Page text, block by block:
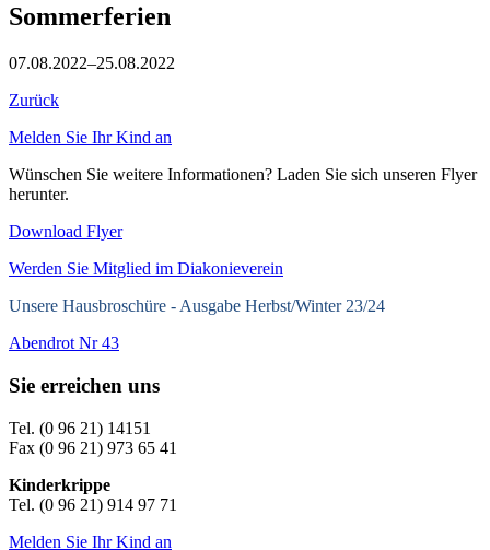
Sommerferien
07.08.2022–25.08.2022
Zurück
Melden Sie Ihr Kind an
Wünschen Sie weitere Informationen? Laden Sie sich unseren Flyer
herunter.
Download Flyer
Werden Sie Mitglied im Diakonieverein
Unsere Hausbroschüre - Ausgabe Herbst/Winter 23/24
Abendrot Nr 43
Sie erreichen uns
Tel. (0 96 21) 14151
Fax (0 96 21) 973 65 41
Kinderkrippe
Tel. (0 96 21) 914 97 71
Melden Sie Ihr Kind an